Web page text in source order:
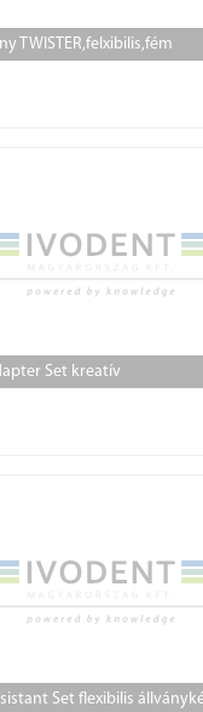
TWISTER,felxibilis,fém
Set kreatív
Set flexibilis